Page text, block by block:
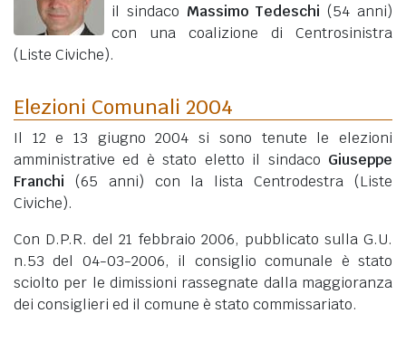
il sindaco Massimo Tedeschi (54 anni)
con una coalizione di Centrosinistra
(Liste Civiche).
Elezioni Comunali 2004
Il 12 e 13 giugno 2004 si sono tenute le elezioni
amministrative ed è stato eletto il sindaco Giuseppe
Franchi
(65 anni) con la lista Centrodestra (Liste
Civiche).
Con D.P.R. del 21 febbraio 2006, pubblicato sulla G.U.
n.53 del 04-03-2006, il consiglio comunale è stato
sciolto per le dimissioni rassegnate dalla maggioranza
dei consiglieri ed il comune è stato commissariato.